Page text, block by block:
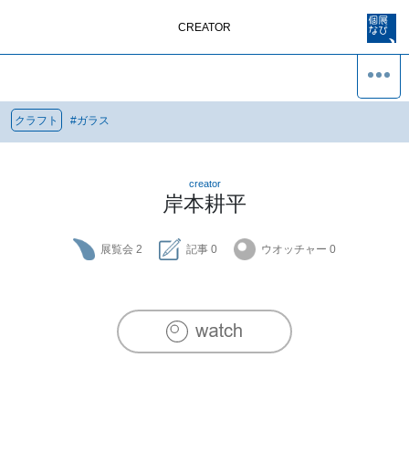
CREATOR
クラフト #ガラス
creator
岸本耕平
展覧会 2 記事 0 ウオッチャー 0